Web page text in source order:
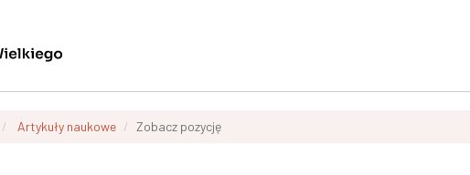
Artykuły naukowe Zobacz pozycję